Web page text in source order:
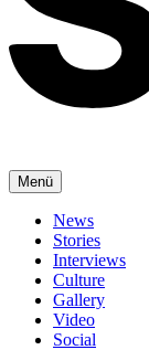
Menü
News
Stories
Interviews
Culture
Gallery
Video
Social